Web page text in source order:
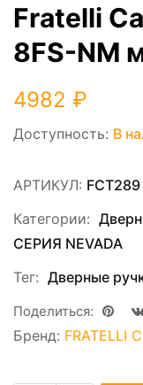
Fratelli
8FS-NM
4982 ₽
Доступность: В
АРТИКУЛ: FCT289
Категории:
СЕРИЯ NEVADA
Тег: Дверные
Поделиться:
Бренд: FRATELLI